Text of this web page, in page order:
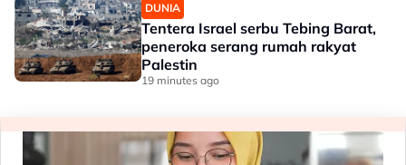
DUNIA
Tentera Israel serbu Tebing Barat,
peneroka serang rumah rakyat
Palestin
19 minutes ago